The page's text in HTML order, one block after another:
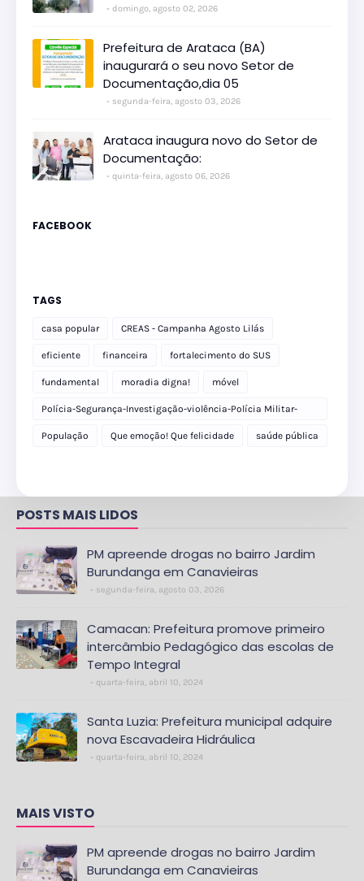
domingo, agosto 02, 2026
Prefeitura de Arataca (BA)
inaugurará o seu novo Setor de
Documentação,dia 05
segunda-feira, agosto 03, 2026
Arataca inaugura novo do Setor de
Documentação:
quinta-feira, agosto 06, 2026
FACEBOOK
TAGS
casa popular CREAS - Campanha Agosto Lilás
eficiente financeira fortalecimento do SUS
fundamental moradia digna! móvel
Polícia-Segurança-Investigação-violência-Polícia Militar-
delegacia
População Que emoção! Que felicidade saúde pública
POSTS MAIS LIDOS
PM apreende drogas no bairro Jardim
Burundanga em Canavieiras
segunda-feira, agosto 03, 2026
Camacan: Prefeitura promove primeiro
intercâmbio Pedagógico das escolas de
Tempo Integral
quarta-feira, abril 10, 2024
Santa Luzia: Prefeitura municipal adquire
nova Escavadeira Hidráulica
quarta-feira, abril 10, 2024
MAIS VISTO
PM apreende drogas no bairro Jardim
Burundanga em Canavieiras